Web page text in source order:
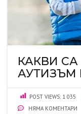
КАКВИ
АУТИЗЪМ
POST VIEWS: 1 035
НЯМА КОМЕНТАРИ